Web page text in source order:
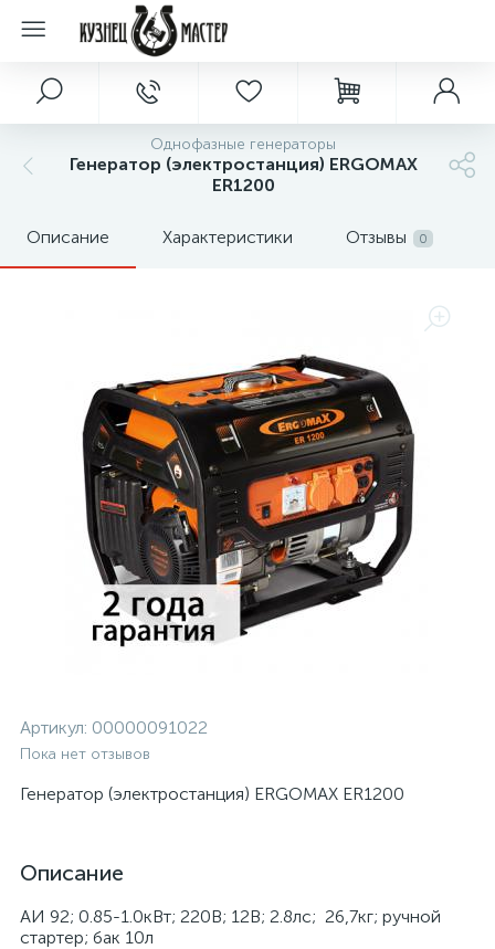
Однофазные генераторы
Генератор (электростанция) ERGOMAX
ER1200
Описание Характеристики Отзывы 0
Артикул: 00000091022
Пока нет отзывов
Генератор (электростанция) ERGOMAX ER1200
Описание
АИ 92; 0.85-1.0кВт; 220В; 12В; 2.8лс; 26,7кг; ручной
стартер; бак 10л